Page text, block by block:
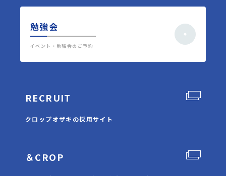
勉強会
イベント・勉強会のご予約
RECRUIT
クロップオザキの採用サイト
＆CROP